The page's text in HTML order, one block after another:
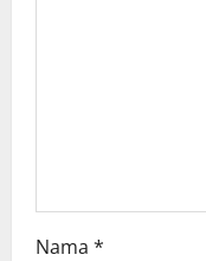
Nama *